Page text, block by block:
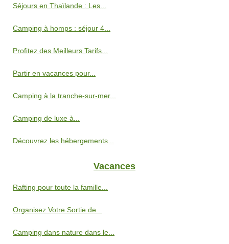
Séjours en Thaïlande : Les...
Camping à homps : séjour 4...
Profitez des Meilleurs Tarifs...
Partir en vacances pour...
Camping à la tranche-sur-mer...
Camping de luxe à...
Découvrez les hébergements...
Vacances
Rafting pour toute la famille...
Organisez Votre Sortie de...
Camping dans nature dans le...